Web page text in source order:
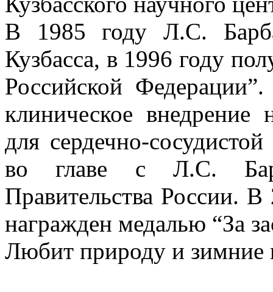
В 1985 году Л.С.
Кузбасса, в 1996 году
Российской
клиническое внедрение
для сердечно-
во главе с Л.С.
Правительства России.
награжден медалью “За
Любит природу и зимние